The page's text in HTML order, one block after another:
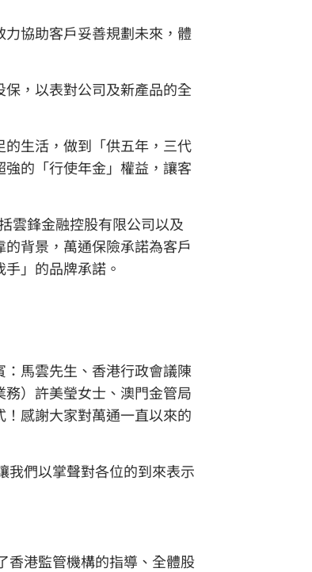
協助客戶妥善規劃未來，體
，以表對公司及新產品的全
生活，做到「供五年，三代
的「行使年金」權益，讓客
雲鋒金融控股有限公司以及
背景，萬通保險承諾為客戶
」的品牌承諾。
馬雲先生、香港行政會議陳
）許美瑩女士、澳門金管局
感謝大家對萬通一直以來的
我們以掌聲對各位的到來表示
香港監管機構的指導、全體股